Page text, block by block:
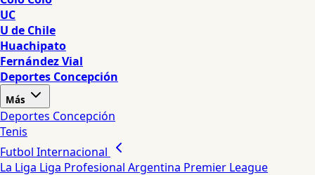
UC
U de Chile
Huachipato
Fernández Vial
Deportes Concepción
Más
Deportes Concepción
Tenis
Futbol Internacional
La Liga Liga Profesional Argentina Premier League